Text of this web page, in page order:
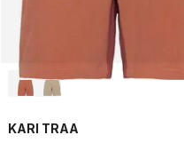
KARI TRAA